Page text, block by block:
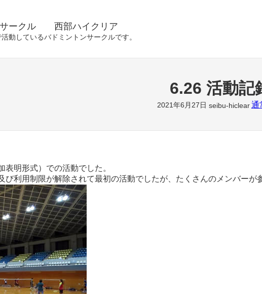
サークル 西部ハイクリア
動しているバドミントンサークルです。
6.26 活動記
2021年6月27日 seibu-hiclear 通
明形式）での活動でした。
び利用制限が解除されて最初の活動でしたが、たくさんのメンバーが